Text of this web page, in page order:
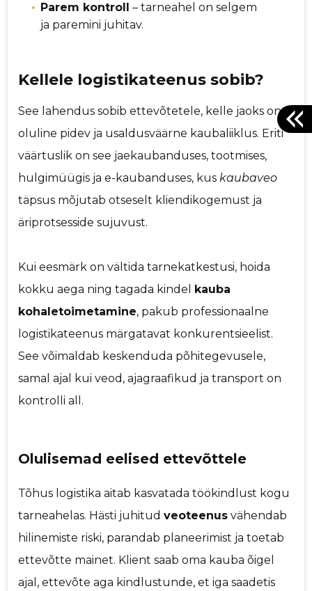
Parem kontroll – tarneahel on selgem
ja paremini juhitav.
Kellele logistikateenus sobib?
See lahendus sobib ettevõtetele, kelle jaoks on
oluline pidev ja usaldusväärne kaubaliiklus. Eriti
väärtuslik on see jaekaubanduses, tootmises,
hulgimüügis ja e-kaubanduses, kus kaubaveo
täpsus mõjutab otseselt kliendikogemust ja
äriprotsesside sujuvust.
Kui eesmärk on vältida tarnekatkestusi, hoida
kokku aega ning tagada kindel kauba
kohaletoimetamine, pakub professionaalne
logistikateenus märgatavat konkurentsieelist.
See võimaldab keskenduda põhitegevusele,
samal ajal kui veod, ajagraafikud ja transport on
kontrolli all.
Olulisemad eelised ettevõttele
Tõhus logistika aitab kasvatada töökindlust kogu
tarneahelas. Hästi juhitudveoteenus vähendab
hilinemiste riski, parandab planeerimist ja toetab
ettevõtte mainet. Klient saab oma kauba õigel
ajal, ettevõte aga kindlustunde, et iga saadetis